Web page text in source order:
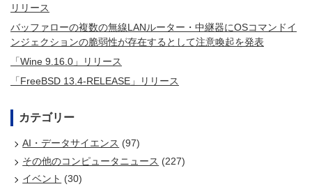
リリース
バッファローの複数の無線LANルーター・中継器にOSコマンドイ
ンジェクションの脆弱性が存在するとして注意喚起を発表
「Wine 9.16.0」リリース
「FreeBSD 13.4-RELEASE」リリース
カテゴリー
AI・データサイエンス (97)
その他のコンピュータニュース (227)
イベント (30)